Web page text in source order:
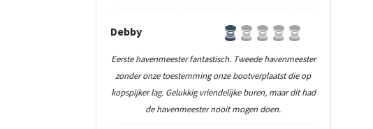
Debby
Eerste havenmeester fantastisch. Tweede havenmeester
zonder onze toestemming onze bootverplaatst die op
kopspijker lag. Gelukkig vriendelijke buren, maar dit had
de havenmeester nooit mogen doen.